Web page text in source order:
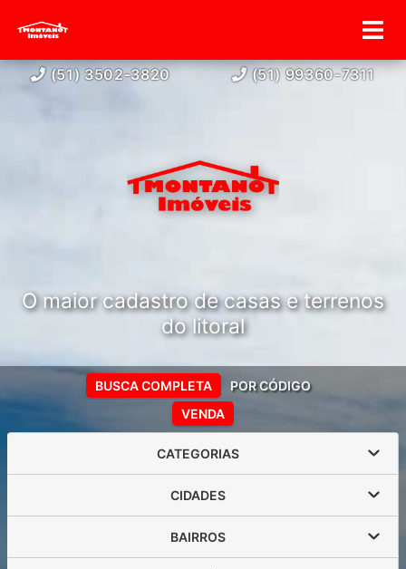
(51) 3502-3820 (51) 99360-7311
O maior cadastro de casas e terrenos
do litoral
VENDA
BUSCA COMPLETA POR CÓDIGO
CATEGORIAS
CIDADES
BAIRROS